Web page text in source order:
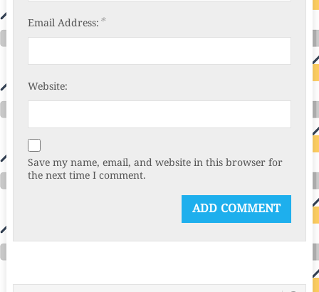
Email Address: *
Website:
Save my name, email, and website in this browser for
the next time I comment.